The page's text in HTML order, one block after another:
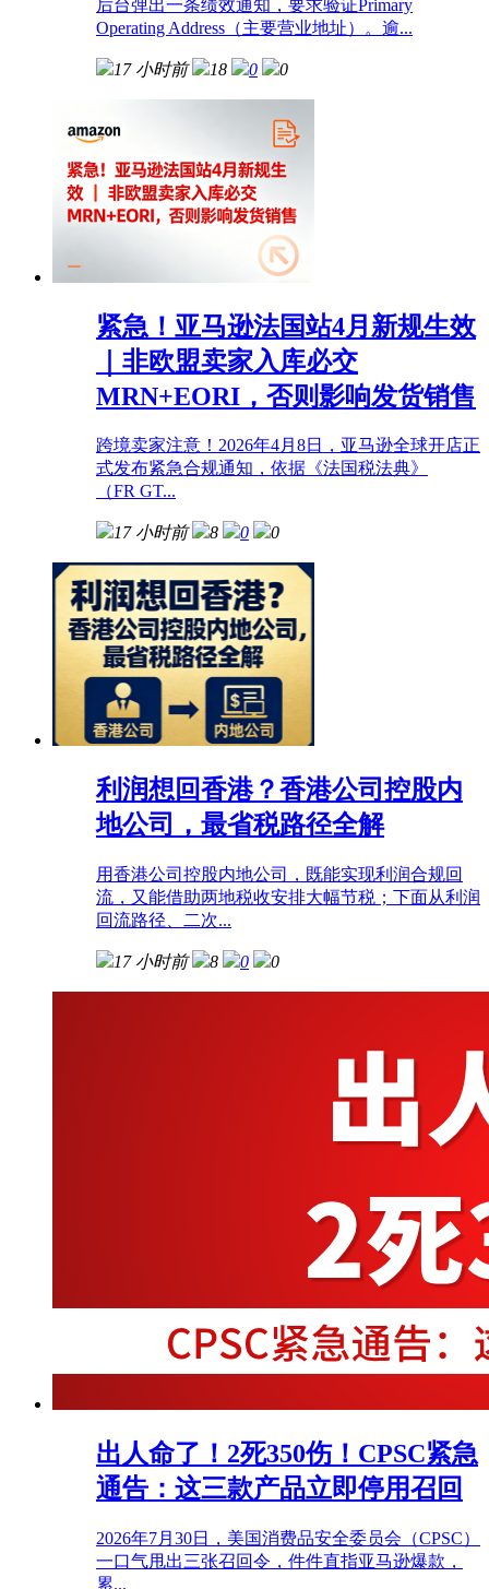
后台弹出一条绩效通知，要求验证Primary
Operating Address（主要营业地址）。逾...
17 小时前 18 0 0
紧急！亚马逊法国站4月新规生效
｜非欧盟卖家入库必交
MRN+EORI，否则影响发货销售
跨境卖家注意！2026年4月8日，亚马逊全球开店正
式发布紧急合规通知，依据《法国税法典》
（FR GT...
17 小时前 8 0 0
利润想回香港？香港公司控股内
地公司，最省税路径全解
用香港公司控股内地公司，既能实现利润合规回
流，又能借助两地税收安排大幅节税；下面从利润
回流路径、二次...
17 小时前 8 0 0
出人命了！2死350伤！CPSC紧急
通告：这三款产品立即停用召回
2026年7月30日，美国消费品安全委员会（CPSC）
一口气甩出三张召回令，件件直指亚马逊爆款，
累...